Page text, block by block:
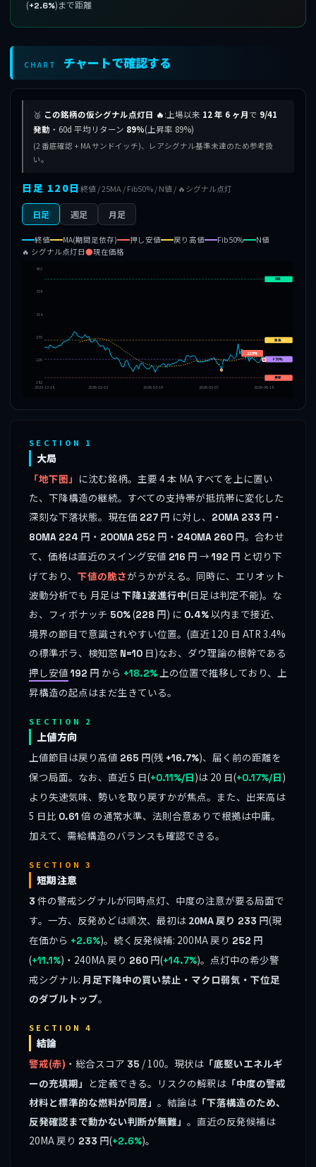
(+2.6%)まで距離
CHART チャートで確認する
🥈 この銘柄の仮シグナル点灯日 🔥:上場以来 12 年 6 ヶ月で 9/41
発動 ・60d 平均リターン 89%(上昇率 89%)
(2 番底確認 + MA サンドイッチ)、レアシグナル基準未達のため参考扱
い。
日足 120日終値 / 25MA / Fib50% / N値 / 🔥シグナル点灯
日足 週足 月足
終値 MA(期間足依存) 押し安値 戻り高値 Fib50%
N値
🔥 シグナル点灯日●現在価格
402
358
314
270
226
182
2025-12-18
2026-02-03 2026-03-19 2026-05-07 2026-06-18
押安
戻高
F50%
N値
🔥
227円
SECTION 1
大局
「地下圏」 に沈む銘柄。主要 4 本 MA すべてを上に置い
た、下降構造の継続。すべての支持帯が抵抗帯に変化した
深刻な下落状態。現在価 227 円 に対し、 20MA 233 円・
80MA 224 円・ 200MA 252 円・ 240MA 260 円。合わせ
て、価格は直近のスイング安値 216 円 →192 円 と切り下
げており、 下値の脆さがうかがえる。同時に、エリオット
波動分析でも 月足は下降1波進行中(日足は判定不能)。な
お、フィボナッチ 50%(228 円) に 0.4%以内まで接近、
境界の節目で意識されやすい位置。(直近 120 日 ATR 3.4%
の標準ボラ、検知窓 N=10 日)なお、ダウ理論の根幹である
押し安値 192 円 から +18.2%上の位置で推移しており、上
昇構造の起点はまだ生きている。
SECTION 2
上値方向
上値節目は戻り高値 265 円(残 +16.7%)、届く前の距離を
保つ局面。なお、直近 5 日(+0.11%/日)は 20 日(+0.17%/日)
より失速気味、勢いを取り戻すかが焦点。また、出来高は
5 日比 0.61 倍 の通常水準、法則合意ありで根拠は中庸。
加えて、需給構造のバランスも確認できる。
SECTION 3
短期注意
3 件の警戒シグナルが同時点灯、中度の注意が要る局面で
す。一方、反発めどは順次、最初は 20MA 戻り 233 円(現
在価から +2.6%)。続く反発候補: 200MA 戻り 252 円
(+11.1%)・240MA 戻り 260 円(+14.7%)。点灯中の希少警
戒シグナル: 月足下降中の買い禁止・マクロ弱気・下位足
のダブルトップ。
SECTION 4
結論
警戒(赤) ・総合スコア 35 / 100。現状は 「底堅いエネルギ
ーの充填期」 と定義できる。リスクの解釈は 「中度の警戒
材料と標準的な燃料が同居」 。結論は 「下落構造のため、
反発確認まで動かない判断が無難」 。直近の反発候補は
20MA 戻り 233 円(+2.6%)。